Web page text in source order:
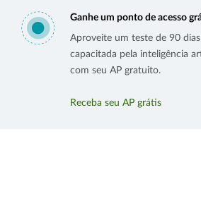
Ganhe um ponto de acesso
Aproveite um teste de 90
capacitada pela inteligência
com seu AP gratuito.
Receba seu AP grátis